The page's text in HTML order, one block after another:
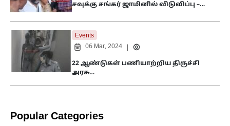
சவுக்கு சங்கர் ஜாமினில் விடுவிப்பு –…
Events
06 Mar, 2024
22 ஆண்டுகள் பணியாற்றிய திருச்சி
அரசு…
Popular Categories